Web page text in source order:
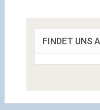
FINDET UNS